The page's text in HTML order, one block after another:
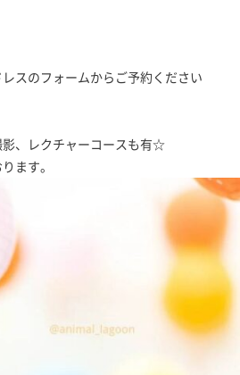
スのフォームからご予約ください
、レクチャーコースも有☆
ます。